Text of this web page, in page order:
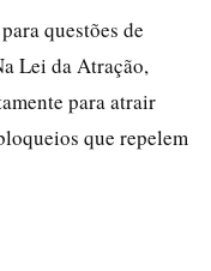
questões de
Lei da Atração,
para atrair
que repelem